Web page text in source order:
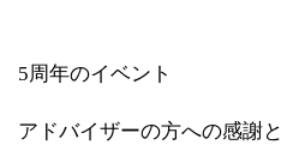
5周年のイベント
アドバイザーの方への感謝と